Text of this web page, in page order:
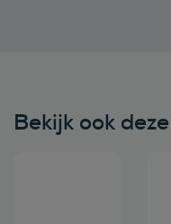
Bekijk ook